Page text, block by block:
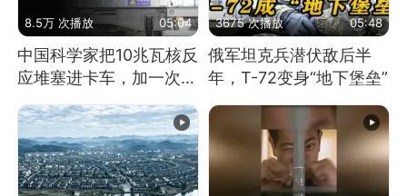
8.5万 次播放 05:04
中国科学家把10兆瓦核反
应堆塞进卡车，加一次燃
料能跑几十年
3675 次播放 05:48
俄军坦克兵潜伏敌后半
年，T-72变身“地下堡垒”